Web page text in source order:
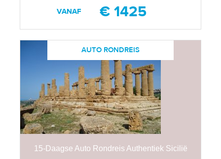
VANAF € 1425
AUTO RONDREIS
15-Daagse Auto Rondreis Authentiek Sicilië